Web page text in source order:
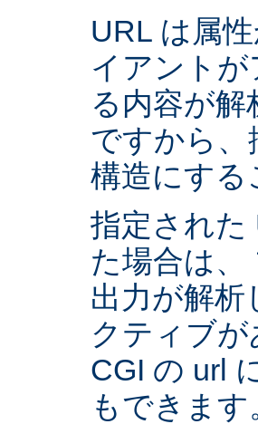
URL は属
イアント
る内容が
ですから
構造にする
指定された
た場合は
出力が解
クティブ
CGI の url
もできます